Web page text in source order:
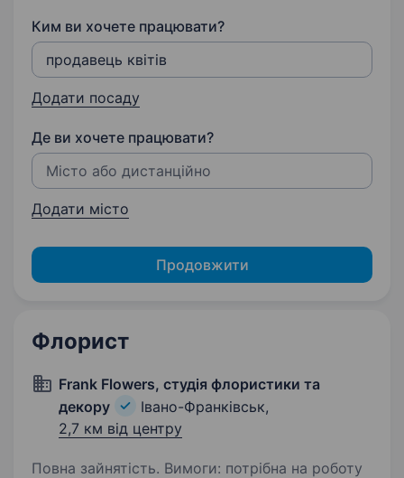
Ким ви хочете працювати?
Додати посаду
Де ви хочете працювати?
Додати місто
Продовжити
Флорист
Frank Flowers, студія флористики та
декору
Івано-Франківськ,
2,7 км від центру
Повна зайнятість. Вимоги: потрібна на роботу